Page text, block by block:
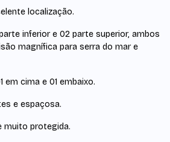
localização.
inferior e 02 parte superior, ambos
magnífica para serra do mar e
em cima e 01 embaixo.
e espaçosa.
muito protegida.